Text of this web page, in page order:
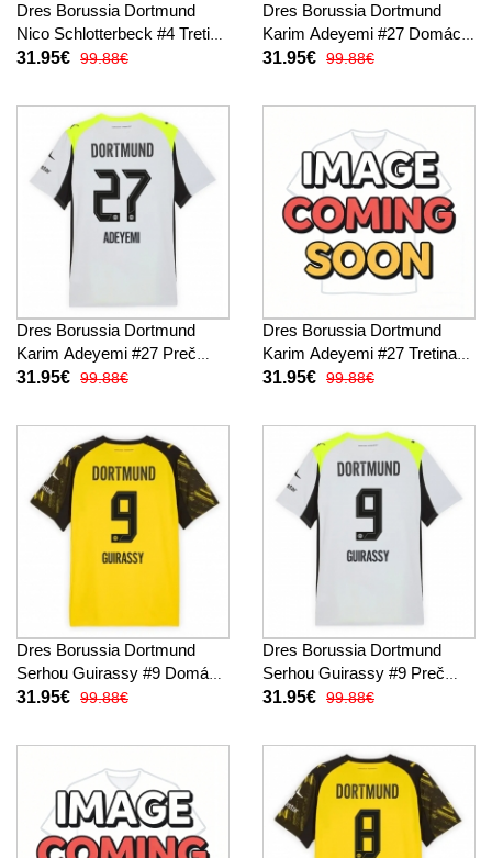
Dres Borussia Dortmund
Nico Schlotterbeck #4 Tretina
2025-26 Krátky Rukáv
31.95€ 99.88€
Dres Borussia Dortmund
Karim Adeyemi #27 Domáci
2025-26 Krátky Rukáv
31.95€ 99.88€
Dres Borussia Dortmund
Karim Adeyemi #27 Preč
2025-26 Krátky Rukáv
31.95€ 99.88€
Dres Borussia Dortmund
Karim Adeyemi #27 Tretina
2025-26 Krátky Rukáv
31.95€ 99.88€
Dres Borussia Dortmund
Serhou Guirassy #9 Domáci
2025-26 Krátky Rukáv
31.95€ 99.88€
Dres Borussia Dortmund
Serhou Guirassy #9 Preč
2025-26 Krátky Rukáv
31.95€ 99.88€